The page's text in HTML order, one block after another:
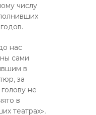
числу
нас
сами
в
за
не
в
театрах»,